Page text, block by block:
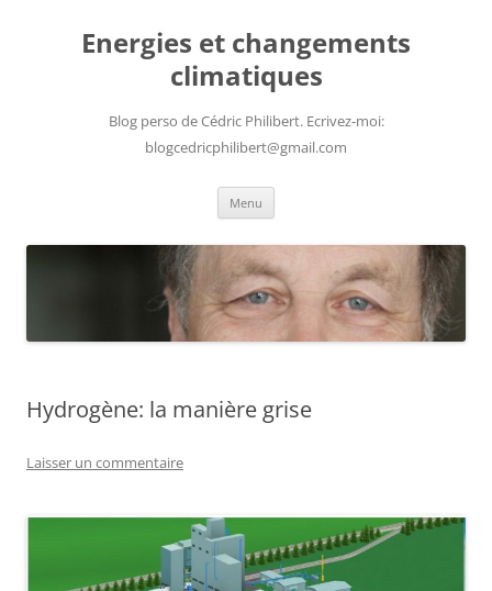
contenuEnergies et changements
climatiques
Blog perso de Cédric Philibert. Ecrivez-moi:
blogcedricphilibert@gmail.com
Menu
Hydrogène: la manière grise
Laisser un commentaire